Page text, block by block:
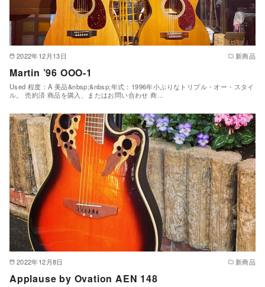
2022年12月13日 新商品
Martin ’96 OOO-1
Used 程度：A 美品&nbsp;&nbsp;年式：1996年小ぶりなトリプル・オー・スタイ
ル。 売約済 商品を購入、またはお問い合わせ 商…
2022年12月8日 新商品
Applause by Ovation AEN 148